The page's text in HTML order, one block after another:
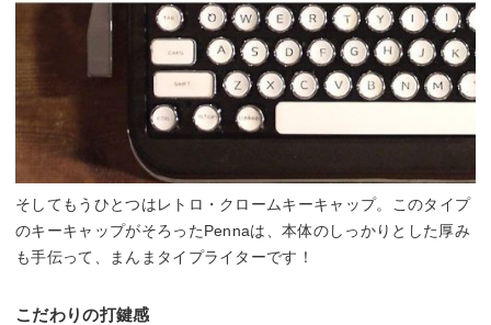
そしてもうひとつはレトロ・クロームキーキャップ。このタイプ
のキーキャップがそろったPennaは、本体のしっかりとした厚み
も手伝って、まんまタイプライターです！
こだわりの打鍵感